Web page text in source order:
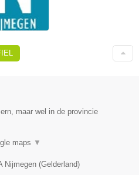
maar wel in de provincie
maps ▼
Nijmegen (Gelderland)